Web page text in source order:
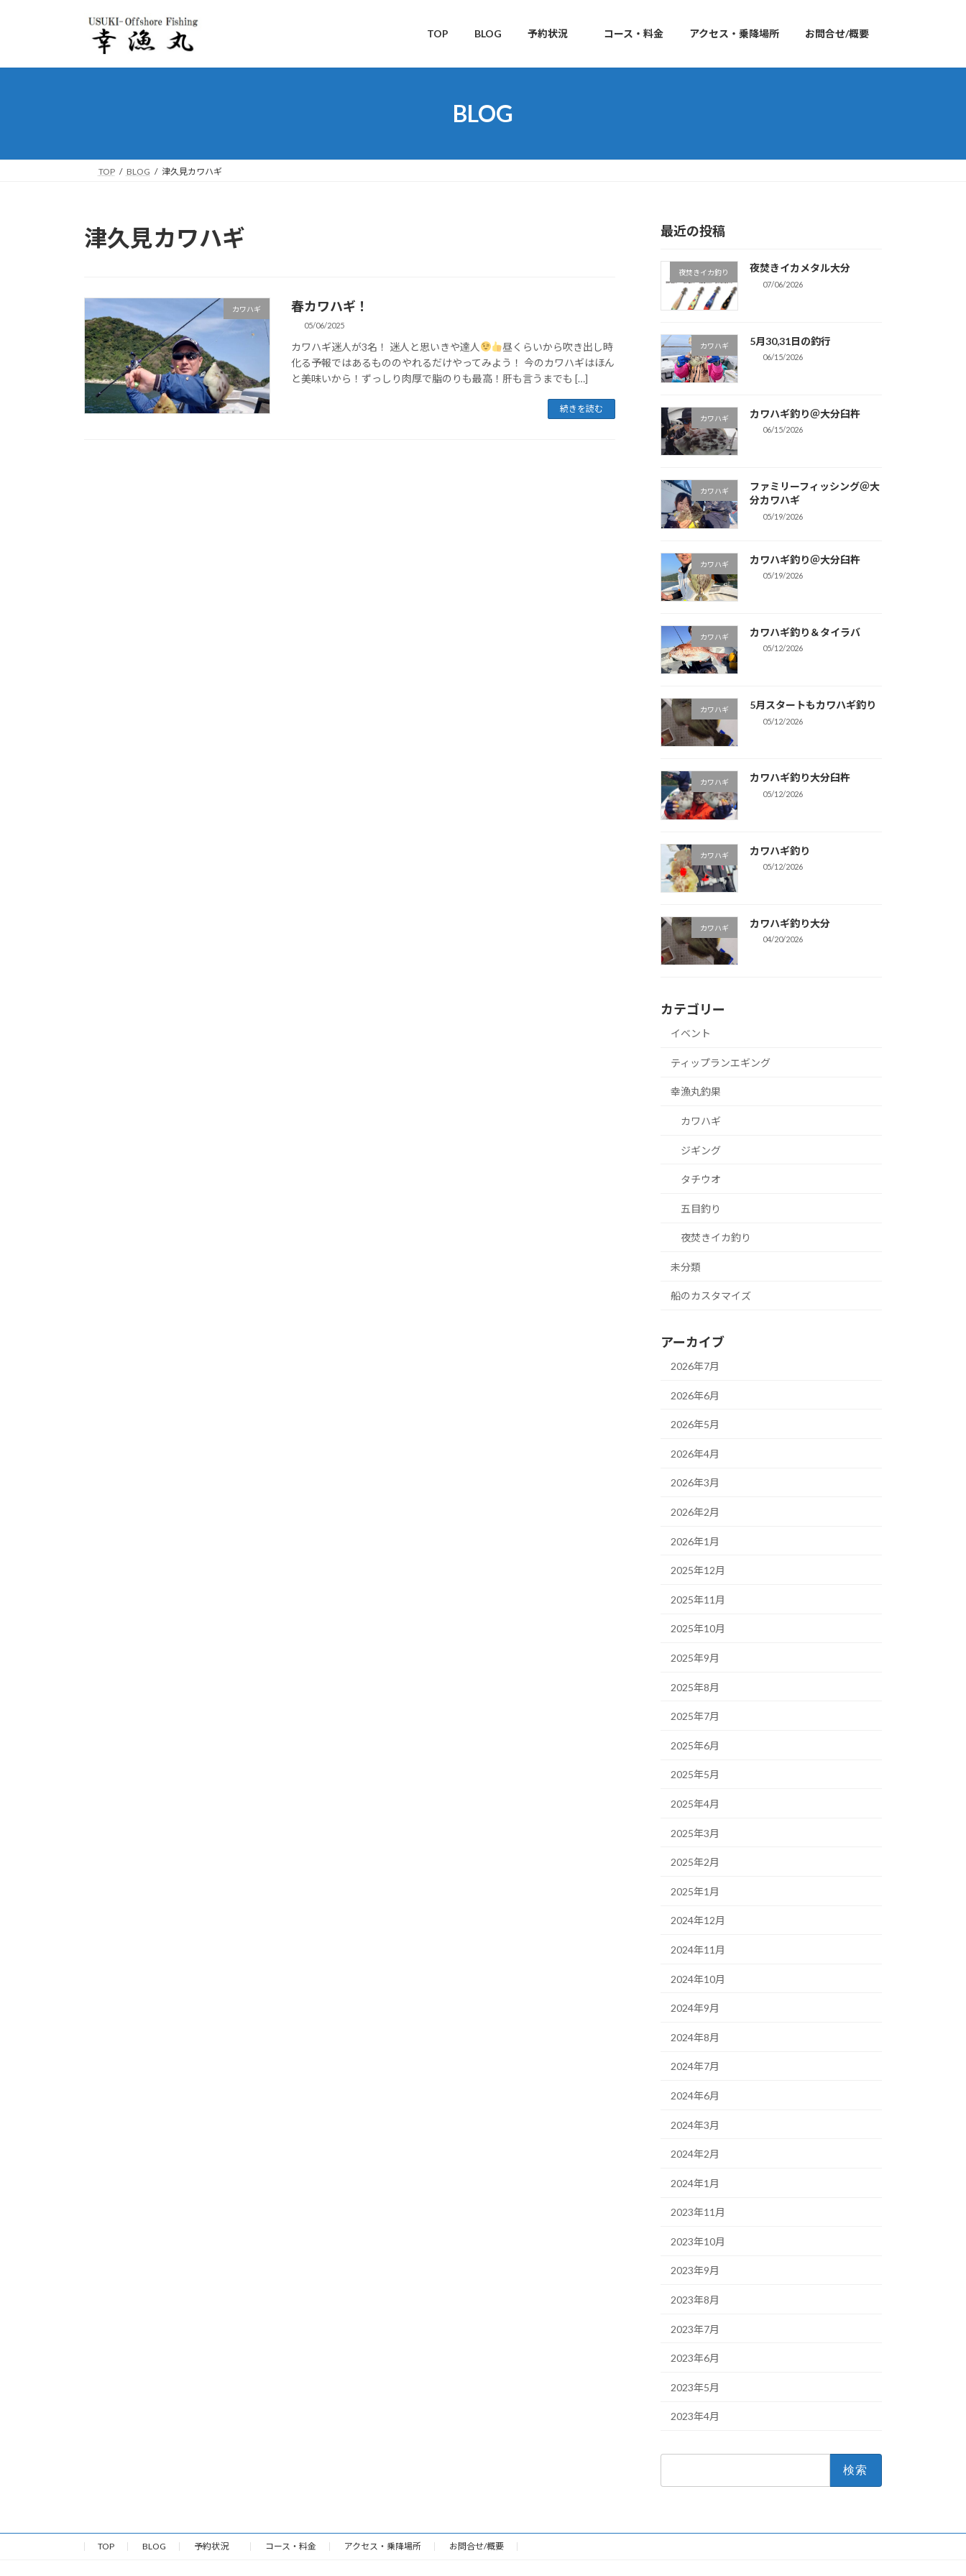
プ
動
TOP BLOG 予約状況 コース・料金 アクセス・乗降場所 お問合せ/概要
BLOG
TOP BLOG 津久見カワハギ
津久見カワハギ
カワハギ 春カワハギ！
05/06/2025
カワハギ迷人が3名！ 迷人と思いきや達人
昼くらいから吹き出し時
化る予報ではあるもののやれるだけやってみよう！ 今のカワハギはほん
と美味いから！ずっしり肉厚で脂のりも最高！肝も言うまでも […]
続きを読む
最近の投稿
夜焚きイカ釣り 夜焚きイカメタル大分
07/06/2026
カワハギ 5月30,31日の釣行
06/15/2026
カワハギ カワハギ釣り＠大分臼杵
06/15/2026
カワハギ
ファミリーフィッシング＠大
分カワハギ
05/19/2026
カワハギ カワハギ釣り＠大分臼杵
05/19/2026
カワハギ カワハギ釣り＆タイラバ
05/12/2026
カワハギ 5月スタートもカワハギ釣り
05/12/2026
カワハギ カワハギ釣り大分臼杵
05/12/2026
カワハギ カワハギ釣り
05/12/2026
カワハギ カワハギ釣り大分
04/20/2026
カテゴリー
イベント
ティップランエギング
幸漁丸釣果
カワハギ
ジギング
タチウオ
五目釣り
夜焚きイカ釣り
未分類
船のカスタマイズ
アーカイブ
2026年7月
2026年6月
2026年5月
2026年4月
2026年3月
2026年2月
2026年1月
2025年12月
2025年11月
2025年10月
2025年9月
2025年8月
2025年7月
2025年6月
2025年5月
2025年4月
2025年3月
2025年2月
2025年1月
2024年12月
2024年11月
2024年10月
2024年9月
2024年8月
2024年7月
2024年6月
2024年3月
2024年2月
2024年1月
2023年11月
2023年10月
2023年9月
2023年8月
2023年7月
2023年6月
2023年5月
2023年4月
TOP BLOG 予約状況 コース・料金 アクセス・乗降場所 お問合せ/概要